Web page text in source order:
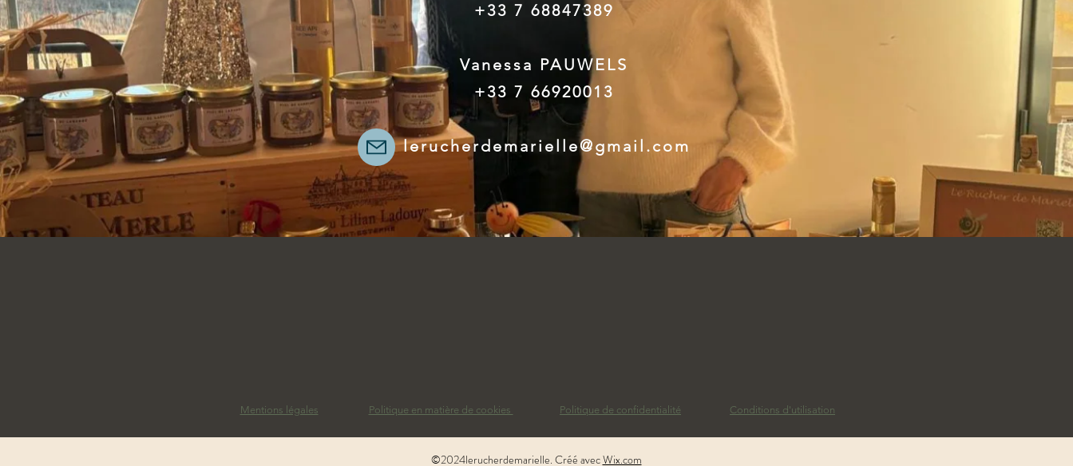
+33 7 68847389
Vanessa PAUWELS
+33 7 66920013
lerucherdemarielle@gmail.com
Mentions légales Politique en matière de cookies Politique de confidentialité Conditions d'utilisation
©2024lerucherdemarielle. Créé avecWix.com